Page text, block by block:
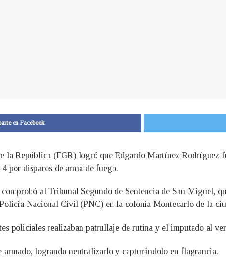
en Facebook
la República (FGR) logró que Edgardo Martínez Rodríguez
por disparos de arma de fuego.
al Tribunal Segundo de Sentencia de San Miguel,
Nacional Civil (PNC) en la colonia Montecarlo de la
policiales realizaban patrullaje de rutina y el imputado al
armado, logrando neutralizarlo y capturándolo en flagrancia.